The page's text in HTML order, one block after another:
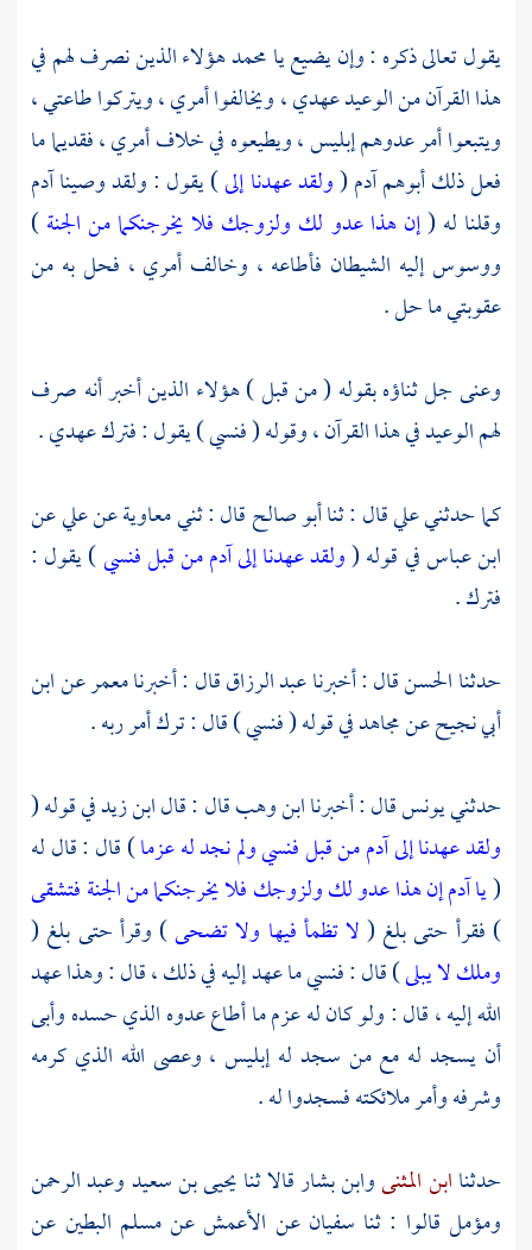
يقول تعالى ذكره : وإن يضيع يا محمد هؤلاء الذين نصرف لهم في
هذا القرآن من الوعيد عهدي ، ويخالفوا أمري ، ويتركوا طاعتي ،
ويتبعوا أمر عدوهم إبليس ، ويطيعوه في خلاف أمري ، فقديما ما
فعل ذلك أبوهم آدم (ولقد عهدنا إلى) يقول : ولقد وصينا آدم
وقلنا له (إن هذا عدو لك ولزوجك فلا يخرجنكما من الجنة)
ووسوس إليه الشيطان فأطاعه ، وخالف أمري ، فحل به من
عقوبتي ما حل .
وعنى جل ثناؤه بقوله ( من قبل ) هؤلاء الذين أخبر أنه صرف
لهم الوعيد في هذا القرآن ، وقوله ( فنسي ) يقول : فترك عهدي .
كما حدثنيعليقال : ثناأبو صالحقال : ثنيمعاويةعنعليعن
ابن عباسفي قوله (ولقد عهدنا إلى آدم من قبل فنسي) يقول :
فترك .
حدثناالحسنقال : أخبرناعبد الرزاققال : أخبرنامعمرعنابن
أبي نجيحعنمجاهدفي قوله ( فنسي ) قال : ترك أمر ربه .
حدثنييونسقال : أخبرناابن وهبقال : قالابن زيدفي قوله (
ولقد عهدنا إلى آدم من قبل فنسي ولم نجد له عزما) قال : قال له
(يا آدم إن هذا عدو لك ولزوجك فلا يخرجنكما من الجنة فتشقى
) فقرأ حتى بلغ (لا تظمأ فيها ولا تضحى) وقرأ حتى بلغ (
وملك لا يبلى) قال : فنسي ما عهد إليه في ذلك ، قال : وهذا عهد
الله إليه ، قال : ولو كان له عزم ما أطاع عدوه الذي حسده وأبى
أن يسجد له مع من سجد له إبليس ، وعصى الله الذي كرمه
وشرفه وأمر ملائكته فسجدوا له .
حدثناابن المثنىوابن بشارقالا ثنايحيى بن سعيدوعبد الرحمن
ومؤمل قالوا : ثنا سفيانعن الأعمشعنمسلم البطين عن